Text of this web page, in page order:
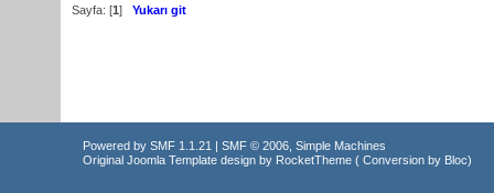
Sayfa: [1] Yukarı git
Powered by SMF 1.1.21 | SMF © 2006, Simple Machines
Original Joomla Template design by RocketTheme ( Conversion by Bloc)